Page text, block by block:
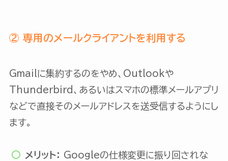
② 専用のメールクライアントを利用する
Gmailに集約するのをやめ、Outlookや
Thunderbird、あるいはスマホの標準メールアプリ
などで直接そのメールアドレスを送受信するようにし
ます。
メリット： Googleの仕様変更に振り回されな